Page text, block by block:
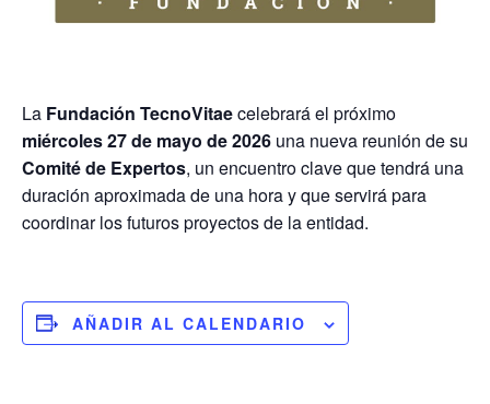
La Fundación TecnoVitaecelebrará el próximo
miércoles 27 de mayo de 2026 una nueva reunión de su
Comité de Expertos, un encuentro clave que tendrá una
duración aproximada de una hora y que servirá para
coordinar los futuros proyectos de la entidad.
AÑADIR AL CALENDARIO